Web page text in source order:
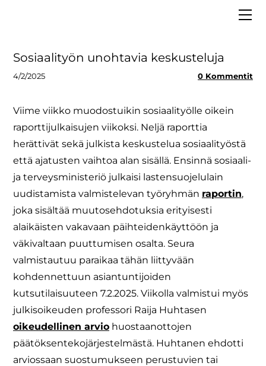
Sosiaalityön unohtavia keskusteluja
4/2/2025 0 Kommentit
Viime viikko muodostuikin sosiaalityölle oikein
raporttijulkaisujen viikoksi. Neljä raporttia
herättivät sekä julkista keskustelua sosiaalityöstä
että ajatusten vaihtoa alan sisällä. Ensinnä sosiaali-
ja terveysministeriö julkaisi lastensuojelulain
uudistamista valmistelevan työryhmän raportin,
joka sisältää muutosehdotuksia erityisesti
alaikäisten vakavaan päihteidenkäyttöön ja
väkivaltaan puuttumisen osalta. Seura
valmistautuu paraikaa tähän liittyvään
kohdennettuun asiantuntijoiden
kutsutilaisuuteen 7.2.2025. Viikolla valmistui myös
julkisoikeuden professori Raija Huhtasen
oikeudellinen arvio huostaanottojen
päätöksentekojärjestelmästä. Huhtanen ehdotti
arviossaan suostumukseen perustuvien tai
Säännöt ja tietosuoja
Tiedolla johtaminen